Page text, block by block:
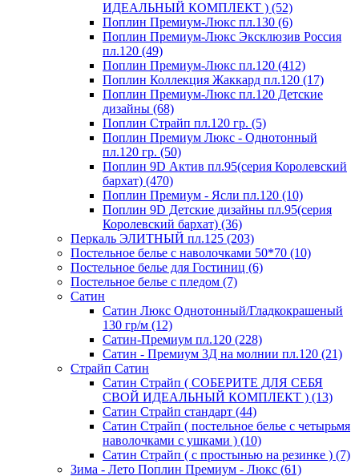
ИДЕАЛЬНЫЙ КОМПЛЕКТ ) (52)
Поплин Премиум-Люкс пл.130 (6)
Поплин Премиум-Люкс Эксклюзив Россия
пл.120 (49)
Поплин Премиум-Люкс пл.120 (412)
Поплин Коллекция Жаккард пл.120 (17)
Поплин Премиум-Люкс пл.120 Детские
дизайны (68)
Поплин Страйп пл.120 гр. (5)
Поплин Премиум Люкс - Однотонный
пл.120 гр. (50)
Поплин 9D Актив пл.95(серия Королевский
бархат) (470)
Поплин Премиум - Ясли пл.120 (10)
Поплин 9D Детские дизайны пл.95(серия
Королевский бархат) (36)
Перкаль ЭЛИТНЫЙ пл.125 (203)
Постельное белье с наволочками 50*70 (10)
Постельное белье для Гостиниц (6)
Постельное белье с пледом (7)
Сатин
Сатин Люкс Однотонный/Гладкокрашеный
130 гр/м (12)
Сатин-Премиум пл.120 (228)
Сатин - Премиум 3Д на молнии пл.120 (21)
Страйп Сатин
Сатин Страйп ( СОБЕРИТЕ ДЛЯ СЕБЯ
СВОЙ ИДЕАЛЬНЫЙ КОМПЛЕКТ ) (13)
Сатин Страйп стандарт (44)
Сатин Страйп ( постельное белье с четырьмя
наволочками с ушками ) (10)
Сатин Страйп ( с простынью на резинке ) (7)
Зима - Лето Поплин Премиум - Люкс (61)